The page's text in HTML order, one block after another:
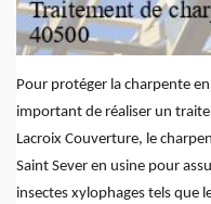
Pour protéger la charpente
important de réaliser un
Lacroix Couverture, le
Saint Sever en usine pour
insectes xylophages tels que